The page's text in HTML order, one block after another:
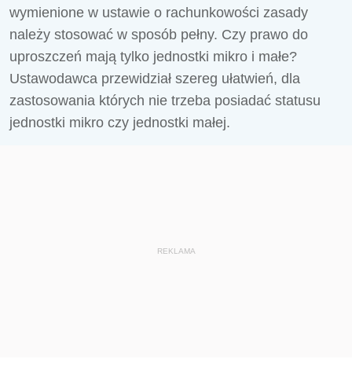
wymienione w ustawie o rachunkowości zasady
należy stosować w sposób pełny. Czy prawo do
uproszczeń mają tylko jednostki mikro i małe?
Ustawodawca przewidział szereg ułatwień, dla
zastosowania których nie trzeba posiadać statusu
jednostki mikro czy jednostki małej.
REKLAMA